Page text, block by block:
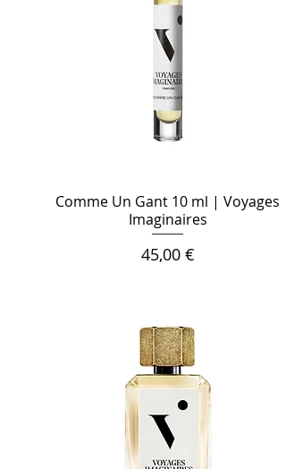
Comme Un Gant 10 ml | Voyages
Imaginaires
Цена
45,00 €